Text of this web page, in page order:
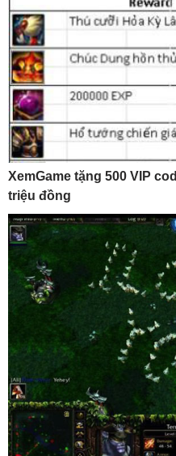
XemGame tặng 500 VIP
triệu đồng